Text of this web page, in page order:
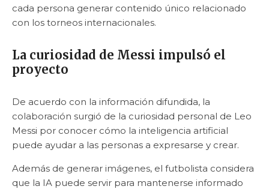
cada persona generar contenido único relacionado
con los torneos internacionales.
La curiosidad de Messi impulsó el
proyecto
De acuerdo con la información difundida, la
colaboración surgió de la curiosidad personal de Leo
Messi por conocer cómo la inteligencia artificial
puede ayudar a las personas a expresarse y crear.
Además de generar imágenes, el futbolista considera
que la IA puede servir para mantenerse informado